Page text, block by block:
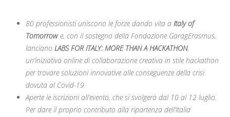
80 professionisti uniscono le forze dando vita a Italy of
Tomorrowe, con il sostegno della Fondazione GaragErasmus,
lanciano LABS FOR ITALY: MORE THAN A HACKATHON,
un’iniziativa online di collaborazione creativa in stile hackathon
per trovare soluzioni innovative alle conseguenze della crisi
dovuta al Covid-19
Aperte le iscrizioni all’evento, che si svolgerà dal 10 al 12 luglio.
Per dare il proprio contributo alla ripartenza dell’Italia